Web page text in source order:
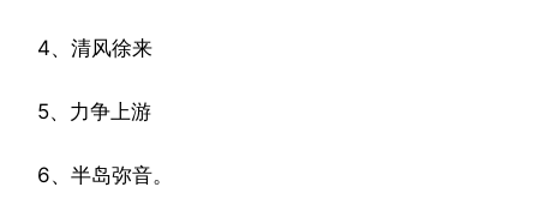
4、清风徐来
5、力争上游
6、半岛弥音。